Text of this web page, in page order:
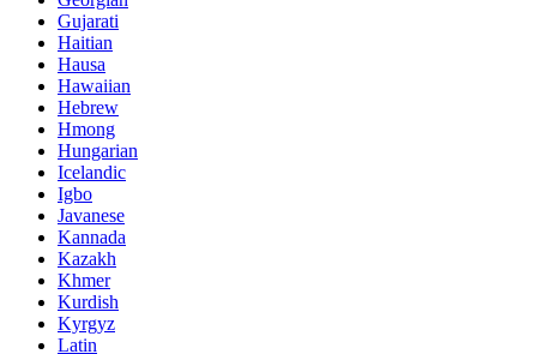
Gujarati
Haitian
Hausa
Hawaiian
Hebrew
Hmong
Hungarian
Icelandic
Igbo
Javanese
Kannada
Kazakh
Khmer
Kurdish
Kyrgyz
Latin